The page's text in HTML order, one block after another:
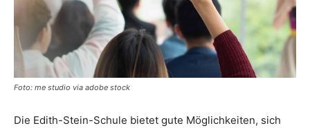
Foto: me studio via adobe stock
Die Edith-Stein-Schule bietet gute Möglichkeiten, sich